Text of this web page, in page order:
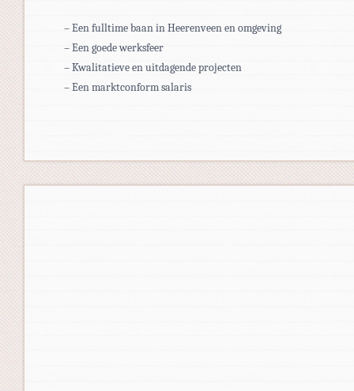
– Een fulltime baan in Heerenveen en omgeving
– Een goede werksfeer
– Kwalitatieve en uitdagende projecten
– Een marktconform salaris